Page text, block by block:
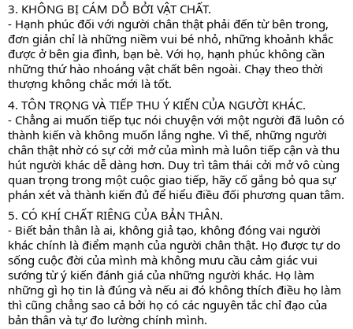
3. KHÔNG BỊ CÁM DỖ BỞI VẬT CHẤT.
- Hạnh phúc đối với người chân thật phải đến từ bên trong,
đơn giản chỉ là những niềm vui bé nhỏ, những khoảnh khắc
được ở bên gia đình, bạn bè. Với họ, hạnh phúc không cần
những thứ hào nhoáng vật chất bên ngoài. Chạy theo thời
thượng không chắc mới là tốt.
4. TÔN TRỌNG VÀ TIẾP THU Ý KIẾN CỦA NGƯỜI KHÁC.
- Chẳng ai muốn tiếp tục nói chuyện với một người đã luôn có
thành kiến và không muốn lắng nghe. Vì thế, những người
chân thật nhờ có sự cởi mở của mình mà luôn tiếp cận và thu
hút người khác dễ dàng hơn. Duy trì tâm thái cởi mở vô cùng
quan trọng trong một cuộc giao tiếp, hãy cố gắng bỏ qua sự
5. CÓ KHÍ CHẤT RIÊNG CỦA BẢN THÂN.
- Biết bản thân là ai, không giả tạo, không đóng vai người
khác chính là điểm mạnh của người chân thật. Họ được tự do
sống cuộc đời của mình mà không mưu cầu cảm giác vui
sướng từ ý kiến đánh giá của những người khác. Họ làm
những gì họ tin là đúng và nếu ai đó không thích điều họ làm
thì cũng chẳng sao cả bởi họ có các nguyên tắc chỉ đạo của
bản thân và tự đo lường chính mình.